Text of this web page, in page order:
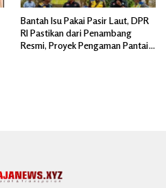
Bantah Isu Pakai Pasir Laut, DPR
RI Pastikan dari Penambang
Resmi, Proyek Pengaman Pantai